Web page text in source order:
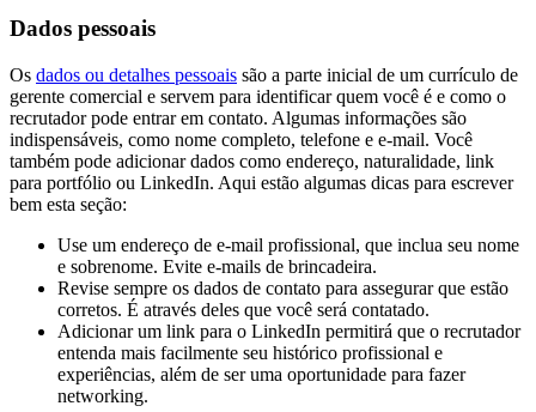
Dados pessoais
Os dados ou detalhes pessoais são a parte inicial de um currículo de
gerente comercial e servem para identificar quem você é e como o
recrutador pode entrar em contato. Algumas informações são
indispensáveis, como nome completo, telefone e e-mail. Você
também pode adicionar dados como endereço, naturalidade, link
para portfólio ou LinkedIn. Aqui estão algumas dicas para escrever
bem esta seção:
Use um endereço de e-mail profissional, que inclua seu nome
e sobrenome. Evite e-mails de brincadeira.
Revise sempre os dados de contato para assegurar que estão
corretos. É através deles que você será contatado.
Adicionar um link para o LinkedIn permitirá que o recrutador
entenda mais facilmente seu histórico profissional e
experiências, além de ser uma oportunidade para fazer
networking.